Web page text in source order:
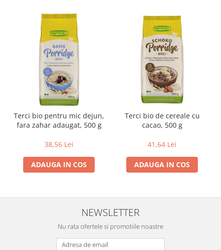
Terci bio pentru mic dejun,
fara zahar adaugat, 500 g
38,56 Lei
ADAUGA IN COS
Terci bio de cereale cu
cacao, 500 g
41,64 Lei
ADAUGA IN COS
NEWSLETTER
Nu rata ofertele si promotiile noastre